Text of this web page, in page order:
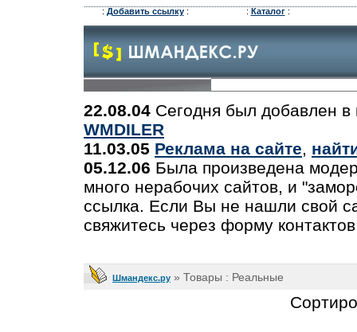
: Добавить ссылку: : Каталог:
22.08.04 Сегодня был добавлен в
WMDILER
11.03.05 Реклама на сайте,
05.12.06 Была произведена
много нерабочих сайтов, и
ссылка. Если Вы не нашли свой
свяжитесь через форму
Шмандекс.ру » Товары : Реальные